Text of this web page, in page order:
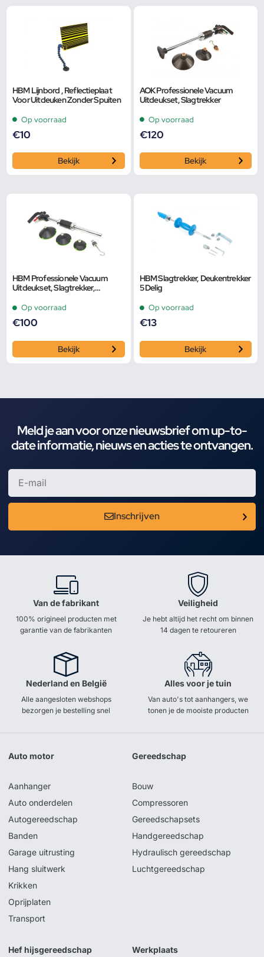
HBM Lijnbord , Reflectieplaat
Voor Uitdeuken Zonder Spuiten
Op voorraad
€10
Bekijk
AOK Professionele Vacuum
Uitdeukset, Slagtrekker
Op voorraad
€120
Bekijk
HBM Professionele Vacuum
Uitdeukset, Slagtrekker,
Slagtrekker Model 2
Op voorraad
€100
Bekijk
HBM Slagtrekker, Deukentrekker
5 Delig
Op voorraad
€13
Bekijk
Meld je aan voor onze nieuwsbrief om up-to-
date informatie, nieuws en acties te ontvangen.
Inschrijven
Van de fabrikant
100% origineel producten met
garantie van de fabrikanten
Veiligheid
Je hebt altijd het recht om binnen
14 dagen te retoureren
Nederland en België
Alle aangesloten webshops
bezorgen je bestelling snel
Alles voor je tuin
Van auto's tot aanhangers, we
tonen je de mooiste producten
Auto motor
Aanhanger
Auto onderdelen
Autogereedschap
Banden
Garage uitrusting
Hang sluitwerk
Krikken
Oprijplaten
Transport
Gereedschap
Bouw
Compressoren
Gereedschapsets
Handgereedschap
Hydraulisch gereedschap
Luchtgereedschap
Hef hijsgereedschap Werkplaats